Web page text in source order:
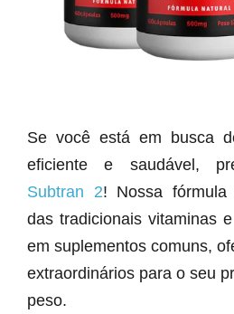
Se você está em busca
eficiente e saudável,
Subtran 2! Nossa fórmula
das tradicionais vitaminas
em suplementos comuns,
extraordinários para o seu
peso.